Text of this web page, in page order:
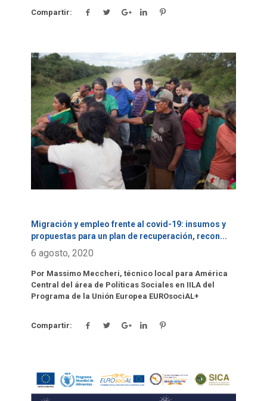
Compartir:
Click para leer más.
Migración y empleo frente al covid-19: insumos y
propuestas para un plan de recuperación, recon...
6 agosto, 2020
Por Massimo Meccheri, técnico local para América
Central del área de Políticas Sociales en IILA del
Programa de la Unión Europea EUROsociAL+
Compartir:
Click para leer más.